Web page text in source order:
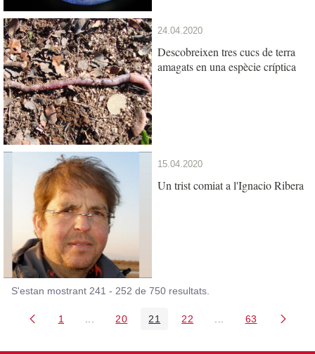
24.04.2020
Descobreixen tres cucs de terra
amagats en una espècie críptica
15.04.2020
Un trist comiat a l'Ignacio Ribera
S'estan mostrant 241 - 252 de 750 resultats.
Pàgina
1 Pàgines intermèdies Utilitzeu TAB per navegar.
Pàgina
20 Pàgina
21 Pàgina
22 PàginesPàgina
63